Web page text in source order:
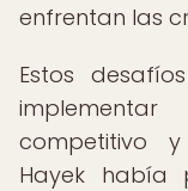
enfrentan las
Estos
competitivo
Hayek había